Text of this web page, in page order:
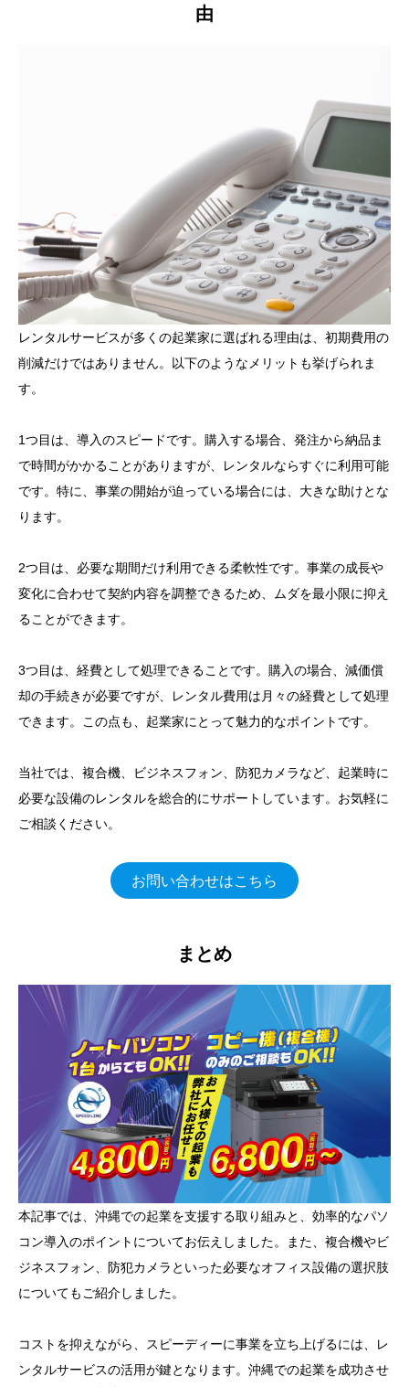
由
レンタルサービスが多くの起業家に選ばれる理由は、初期費用の
削減だけではありません。以下のようなメリットも挙げられま
す。
1つ目は、導入のスピードです。購入する場合、発注から納品ま
で時間がかかることがありますが、レンタルならすぐに利用可能
です。特に、事業の開始が迫っている場合には、大きな助けとな
ります。
2つ目は、必要な期間だけ利用できる柔軟性です。事業の成長や
変化に合わせて契約内容を調整できるため、ムダを最小限に抑え
ることができます。
3つ目は、経費として処理できることです。購入の場合、減価償
却の手続きが必要ですが、レンタル費用は月々の経費として処理
できます。この点も、起業家にとって魅力的なポイントです。
当社では、複合機、ビジネスフォン、防犯カメラなど、起業時に
必要な設備のレンタルを総合的にサポートしています。お気軽に
ご相談ください。
お問い合わせはこちら
まとめ
本記事では、沖縄での起業を支援する取り組みと、効率的なパソ
コン導入のポイントについてお伝えしました。また、複合機やビ
ジネスフォン、防犯カメラといった必要なオフィス設備の選択肢
についてもご紹介しました。
コストを抑えながら、スピーディーに事業を立ち上げるには、レ
ンタルサービスの活用が鍵となります。沖縄での起業を成功させ